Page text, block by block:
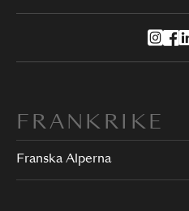
FRANKRIKE
Franska Alperna